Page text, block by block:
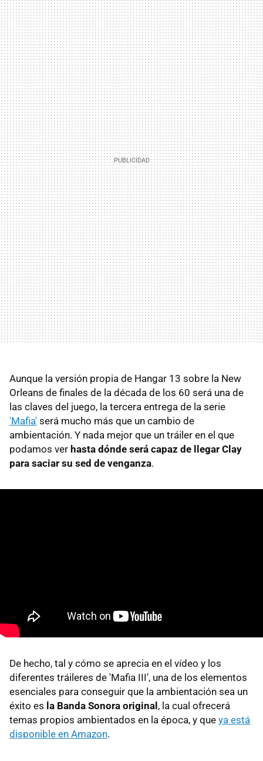
Aunque la versión propia de Hangar 13 sobre la New
Orleans de finales de la década de los 60 será una de
las claves del juego, la tercera entrega de la serie
'Mafia' será mucho más que un cambio de
ambientación. Y nada mejor que un tráiler en el que
podamos ver hasta dónde será capaz de llegar Clay
para saciar su sed de venganza.
De hecho, tal y cómo se aprecia en el vídeo y los
diferentes tráileres de 'Mafia III', una de los elementos
esenciales para conseguir que la ambientación sea un
éxito es la Banda Sonora original, la cual ofrecerá
temas propios ambientados en la época, y que ya está
disponible en Amazon.